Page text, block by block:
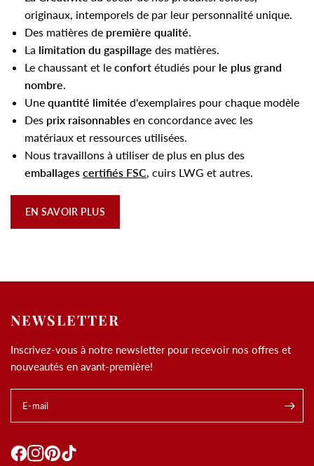
originaux, intemporels de par leur personnalité unique.
Des matières de première qualité.
La limitation du gaspillage des matières.
Le chaussant et le confort étudiés pour le plus grand
nombre.
Une quantité limitée d'exemplaires pour chaque modèle
Des prix raisonnables en concordance avec les
matériaux et ressources utilisées.
Nous travaillons à utiliser de plus en plus des
emballages certifiés FSC, cuirs LWG et autres.
EN SAVOIR PLUS
NEWSLETTER
Inscrivez-vous à notre newsletter pour recevoir nos offres et
nouveautés en avant-première!
E-mail